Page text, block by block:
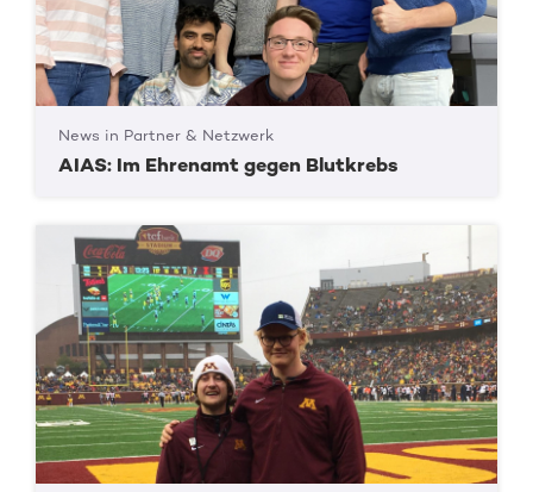
News in Partner & Netzwerk
AIAS: Im Ehrenamt gegen Blutkrebs